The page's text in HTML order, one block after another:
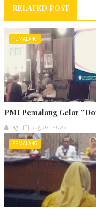
RELATED POST
PEMALANG
PMI Pemalang Gelar
Ng Aug 07, 2026
PEMALANG